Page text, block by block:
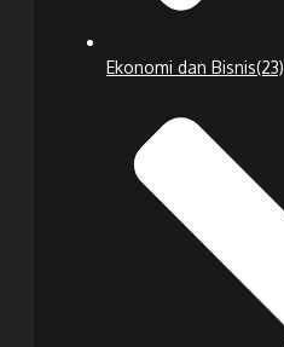
Ekonomi dan Bisnis(23)